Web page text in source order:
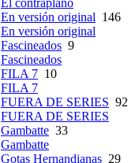
El contraplano
En versión original 146
En versión original
Fascineados 9
Fascineados
FILA 7 10
FILA 7
FUERA DE SERIES 92
FUERA DE SERIES
Gambatte 33
Gambatte
Gotas Hernandianas 29